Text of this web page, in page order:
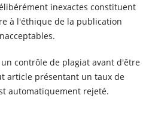
inexactes constituent
à l'éthique de la publication
contrôle de plagiat avant d'être
article présentant un taux de
automatiquement rejeté.